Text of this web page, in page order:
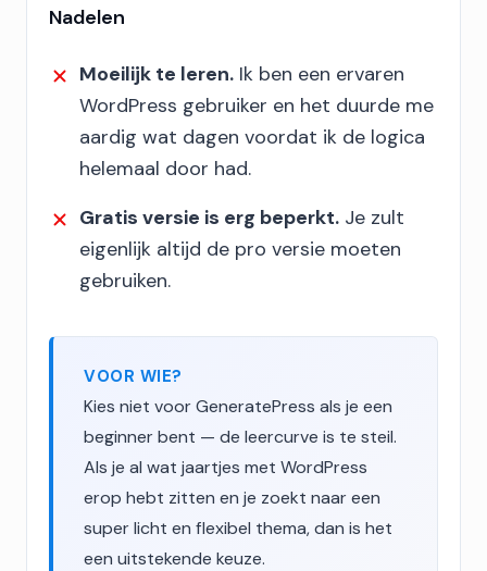
Nadelen
Moeilijk te leren. Ik ben een ervaren
WordPress gebruiker en het duurde me
aardig wat dagen voordat ik de logica
helemaal door had.
Gratis versie is erg beperkt. Je zult
eigenlijk altijd de pro versie moeten
gebruiken.
VOOR WIE?
Kies niet voor GeneratePress als je een
beginner bent — de leercurve is te steil.
Als je al wat jaartjes met WordPress
erop hebt zitten en je zoekt naar een
super licht en flexibel thema, dan is het
een uitstekende keuze.